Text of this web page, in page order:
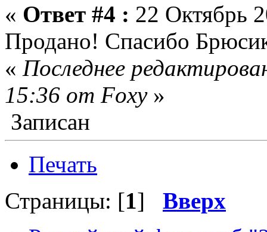
« Ответ #4 : 22 Октябрь
Продано! Спасибо
« Последнее
15:36 от Foxy»
Записан
Печать
Страницы: [1] Вверх